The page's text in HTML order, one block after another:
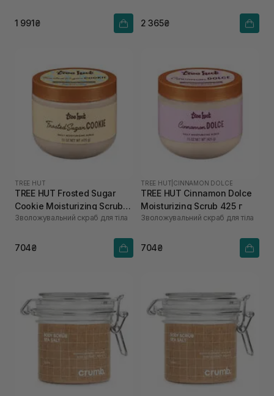
1 991₴ 2 365₴
TREE HUT
TREE HUT Frosted Sugar
Cookie Moisturizing Scrub
425 г
Зволожувальний скраб для тіла
704₴
TREE HUT CINNAMON DOLCE
TREE HUT Cinnamon Dolce
Moisturizing Scrub 425 г
Зволожувальний скраб для тіла
704₴